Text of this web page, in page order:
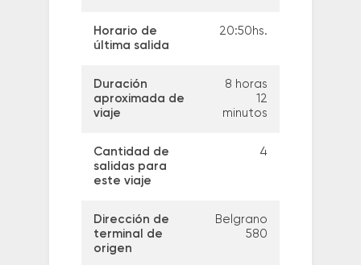
Horario de
última salida
20:50hs.
Duración
aproximada de
viaje
8 horas
12
minutos
Cantidad de
salidas para
este viaje
4
Dirección de
terminal de
origen
Belgrano
580